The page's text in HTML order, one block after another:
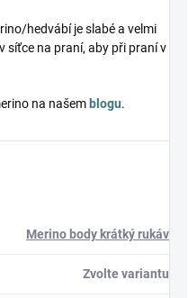
hedvábí je slabé a velmi
síťce na praní, aby při praní v
na našem blogu.
Merino body krátký rukáv
Zvolte variantu